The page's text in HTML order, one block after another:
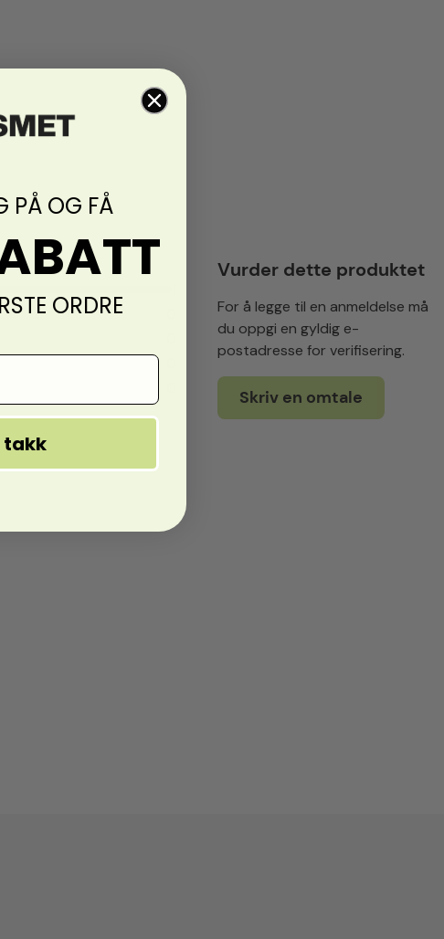
Vurder dette produktet
For å legge til en anmeldelse må
du oppgi en gyldig e-
postadresse for verifisering.
Skriv en omtale
PÅ OG FÅ
ORDRE
takk